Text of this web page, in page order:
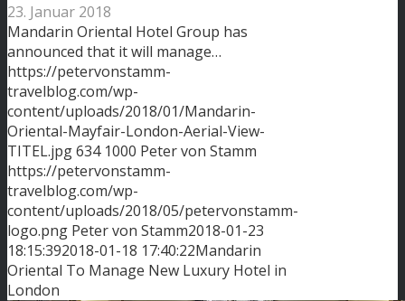
23. Januar 2018
Mandarin Oriental Hotel Group has
announced that it will manage…
https://petervonstamm-
travelblog.com/wp-
content/uploads/2018/01/Mandarin-
Oriental-Mayfair-London-Aerial-View-
TITEL.jpg634 1000 Peter von Stamm
https://petervonstamm-
travelblog.com/wp-
content/uploads/2018/05/petervonstamm-
logo.png Peter von Stamm2018-01-23
18:15:392018-01-18 17:40:22Mandarin
Oriental To Manage New Luxury Hotel in
London